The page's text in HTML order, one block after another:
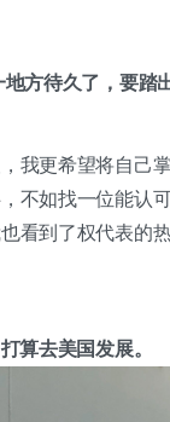
方待久了，要
我更希望将自己
不如找一位能认
看到了权代表的热
算去美国发展。